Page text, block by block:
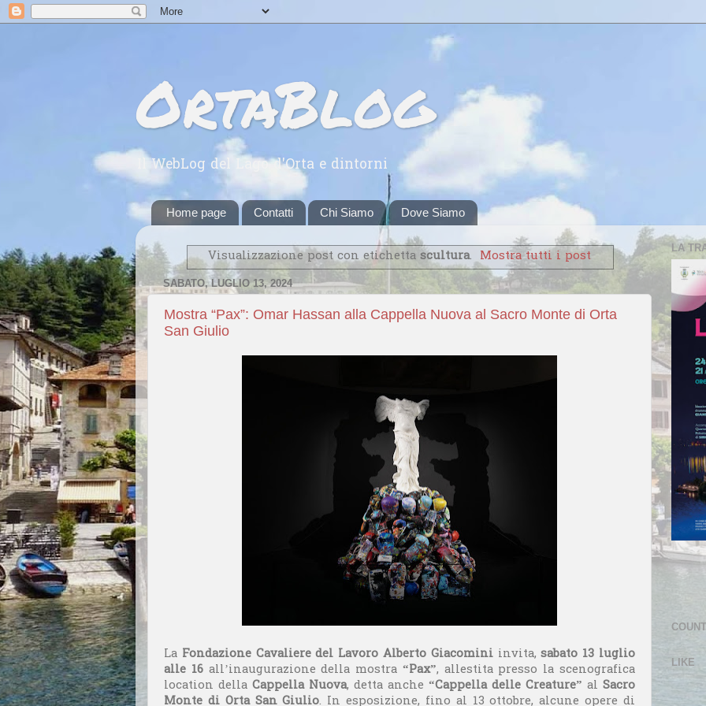
OrtaBlog
Il WebLog del Lago d'Orta e dintorni
Home page Contatti Chi Siamo Dove Siamo
Visualizzazione post con etichetta scultura. Mostra tutti i post
SABATO, LUGLIO 13, 2024
Mostra “Pax”: Omar Hassan alla Cappella Nuova al Sacro Monte di Orta
San Giulio
La Fondazione Cavaliere del Lavoro Alberto Giacominiinvita,sabato 13 luglio
alle 16 all’inaugurazione della mostra “Pax”, allestita presso la scenografica
location della Cappella Nuova, detta anche “Cappella delle Creature” al Sacro
Monte di Orta San Giulio. In esposizione, fino al 13 ottobre, alcune opere di
LA
LIKE